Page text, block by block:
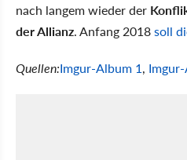
nach langem wieder der
der Allianz. Anfang 2018soll
Quellen:Imgur-Album 1,